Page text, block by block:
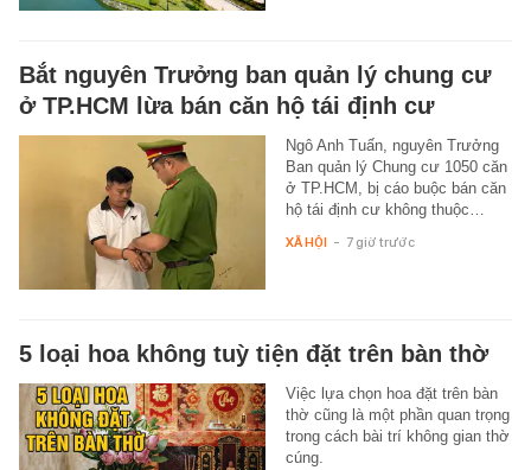
Bắt nguyên Trưởng ban quản lý chung cư
ở TP.HCM lừa bán căn hộ tái định cư
Ngô Anh Tuấn, nguyên Trưởng
Ban quản lý Chung cư 1050 căn
ở TP.HCM, bị cáo buộc bán căn
hộ tái định cư không thuộc…
XÃ HỘI - 7 giờ trước
5 loại hoa không tuỳ tiện đặt trên bàn thờ
Việc lựa chọn hoa đặt trên bàn
thờ cũng là một phần quan trọng
trong cách bài trí không gian thờ
cúng.